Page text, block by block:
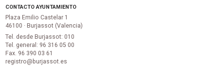
CONTACTO AYUNTAMIENTO
Plaza Emilio Castelar 1
46100 · Burjassot (Valencia)
Tel. desde Burjassot: 010
Tel. general: 96 316 05 00
Fax. 96 390 03 61
registro@burjassot.es